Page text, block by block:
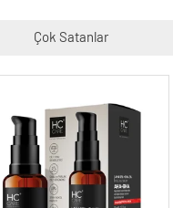
Çok Satanlar